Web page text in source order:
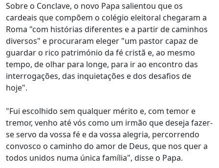
Sobre o Conclave, o novo Papa salientou que os
cardeais que compõem o colégio eleitoral chegaram a
Roma "com histórias diferentes e a partir de caminhos
diversos" e procuraram eleger "um pastor capaz de
guardar o rico património da fé cristã e, ao mesmo
tempo, de olhar para longe, para ir ao encontro das
interrogações, das inquietações e dos desafios de
hoje".
"Fui escolhido sem qualquer mérito e, com temor e
tremor, venho até vós como um irmão que deseja fazer-
se servo da vossa fé e da vossa alegria, percorrendo
convosco o caminho do amor de Deus, que nos quer a
todos unidos numa única família", disse o Papa.